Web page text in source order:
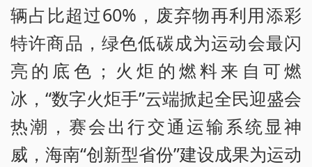
辆占比超过60%，废弃物再利用添彩
特许商品，绿色低碳成为运动会最闪
亮的底色；火炬的燃料来自可燃
冰，“数字火炬手”云端掀起全民迎盛会
热潮，赛会出行交通运输系统显神
威，海南“创新型省份”建设成果为运动